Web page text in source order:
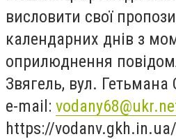
висловити свої
календарних днів з
оприлюднення
Звягель, вул. Гетьмана
е-mail:
https://